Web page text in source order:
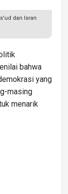
dan Isran
bahwa
yang
masing
menarik